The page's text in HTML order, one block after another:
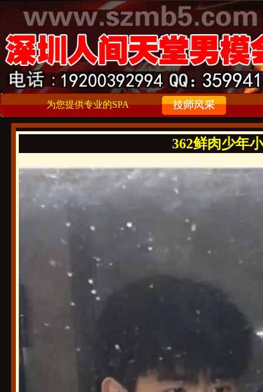
为您提供专业的SPA
362鲜肉少年